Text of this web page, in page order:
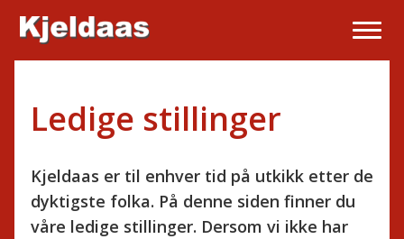
Ledige stillinger
Kjeldaas er til enhver tid på utkikk etter de
dyktigste folka. På denne siden finner du
våre ledige stillinger. Dersom vi ikke har